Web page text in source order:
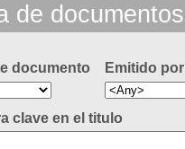
de documentos
documento Emitido por
clave en el titulo